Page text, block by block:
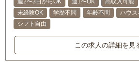
週2〜3日からOK 週1〜OK 高収入可能
未経験OK
学歴不問 年齢不問
ハウス
シフト自由
この求人の詳細を見